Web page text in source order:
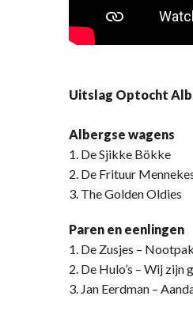
Uitslag Optocht
Albergse wagens
1. De Sjikke Bökke
2. De Frituur
3. The Golden Oldies
Paren en eenlingen
1. De Zusjes –
2. De Hulo’s – Wij zijn
3. Jan Eerdman –